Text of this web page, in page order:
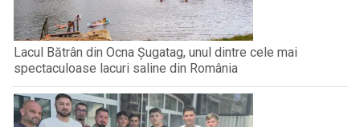
Lacul Bătrân din Ocna Șugatag, unul dintre cele mai
spectaculoase lacuri saline din România